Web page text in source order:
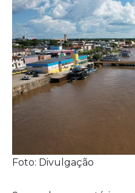
Foto: Divulgação